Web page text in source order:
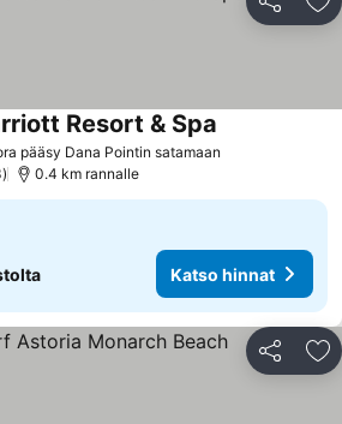
Jaa
pääsy Dana Pointin satamaan
Resort & Spa
0.4 km rannalle
Katso hinnat
Jaa